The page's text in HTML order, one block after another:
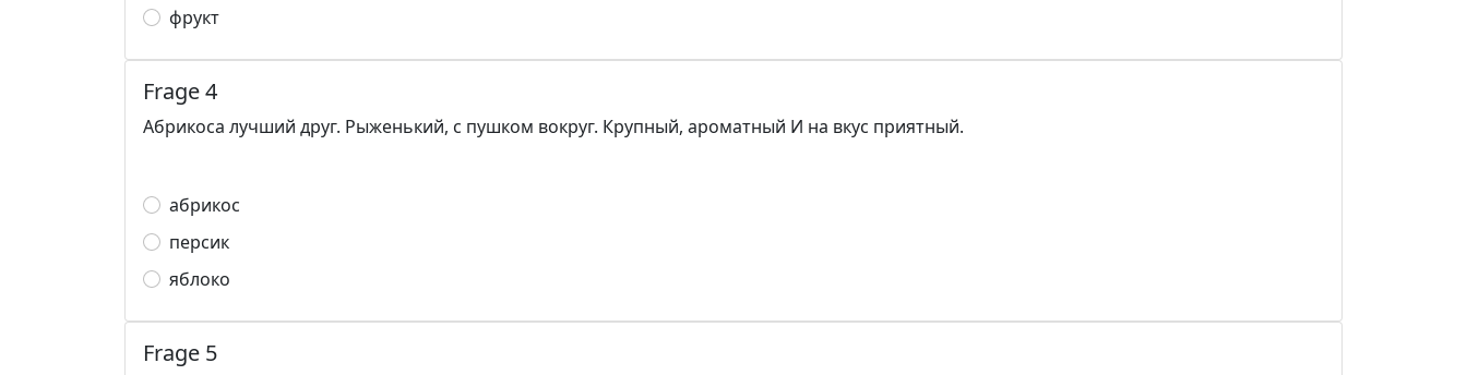
фрукт
Frage 4
Абрикоса лучший друг. Рыженький, с пушком вокруг. Крупный, ароматный И на вкус приятный.
абрикос
персик
яблоко
Frage 5